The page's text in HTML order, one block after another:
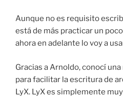
Aunque no es requisito
está de más practicar un
ahora en adelante lo voy a
Gracias a Arnoldo, conocí
para facilitar la escritura de
LyX. LyX es simplemente